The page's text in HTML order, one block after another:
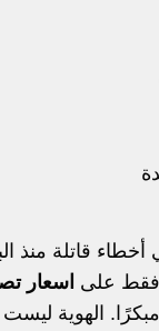
قاتلة منذ
فقط على اسعار
مبكرًا. الهوية